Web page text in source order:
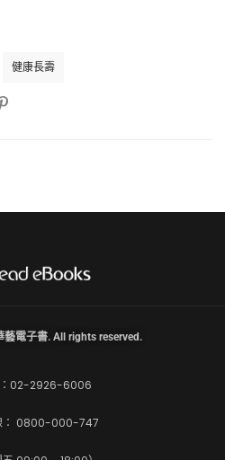
健康長壽
：02-2926-6006
： 0800-000-747
電子書. All rights reserved.